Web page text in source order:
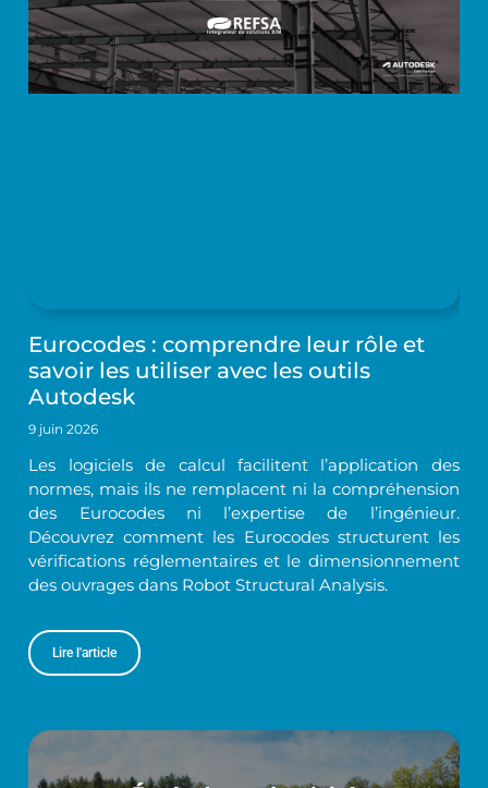
Eurocodes : comprendre leur rôle et
savoir les utiliser avec les outils
Autodesk
9 juin 2026
Les logiciels de calcul facilitent l’application des
normes, mais ils ne remplacent ni la compréhension
des Eurocodes ni l’expertise de l’ingénieur.
Découvrez comment les Eurocodes structurent les
vérifications réglementaires et le dimensionnement
des ouvrages dans Robot Structural Analysis.
Lire l'article